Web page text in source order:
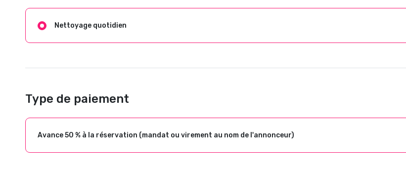
Nettoyage quotidien
Type de paiement
Avance 50 % à la réservation (mandat ou virement au nom de l'annonceur)